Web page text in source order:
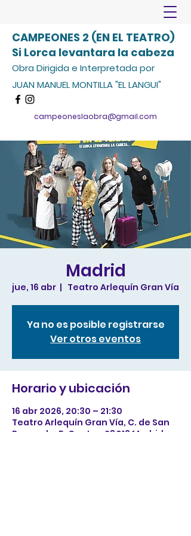
CAMPEONES 2 (EN EL TEATRO)
Si Lorca levantara la cabeza
Obra Dirigida e Interpretada por
JUAN MANUEL MONTILLA "EL LANGUI"
campeoneslaobra@gmail.com
Madrid
jue, 16 abr
  |
Teatro Arlequín Gran Vía
Ya no es posible registrarse
Ver otros eventos
Horario y ubicación
16 abr 2026, 20:30 – 21:30
Teatro Arlequín Gran Vía, C. de San
Bernardo, 5, Centro, 28013 Madrid,